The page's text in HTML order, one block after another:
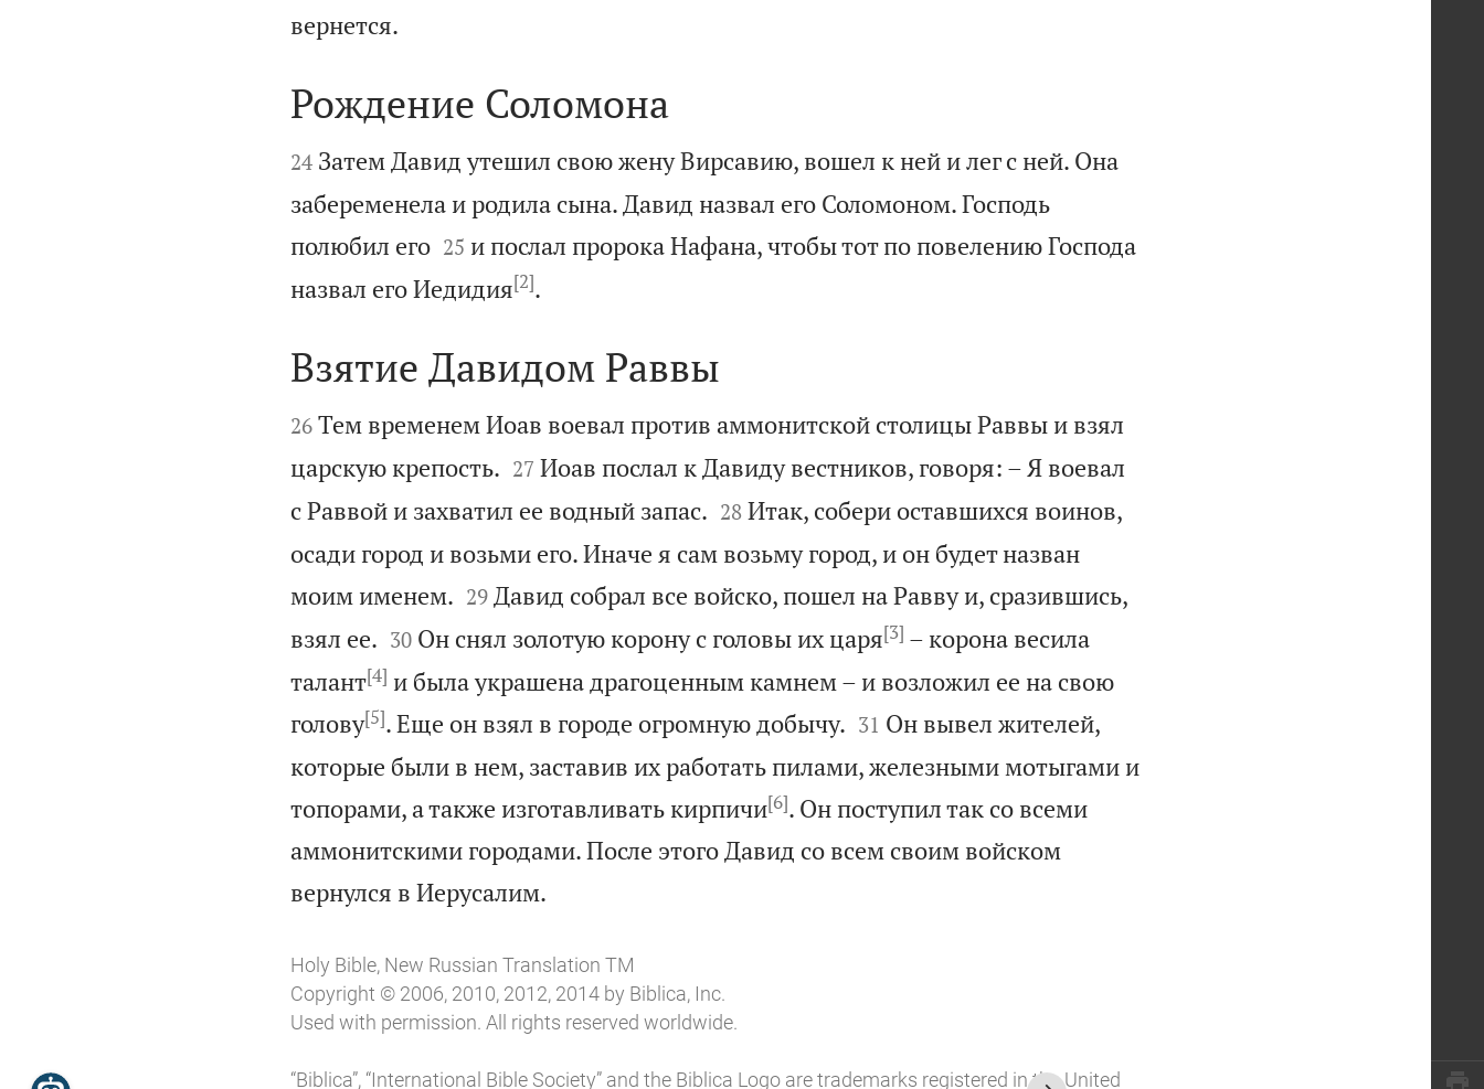
вернется.

Рождение Соломона

24 Затем Давид утешил свою жену Вирсавию, вошел к ней и лег с ней. Она
забеременела и родила сына. Давид назвал его Соломоном. Господь
полюбил его
25 и послал пророка Нафана, чтобы тот по повелению Господа
назвал его Иедидия[2].

Взятие Давидом Раввы

26 Тем временем Иоав воевал против аммонитской столицы Раввы и взял
царскую крепость.
27 Иоав послал к Давиду вестников, говоря: – Я воевал
с Раввой и захватил ее водный запас.
28 Итак, собери оставшихся воинов,
осади город и возьми его. Иначе я сам возьму город, и он будет назван
моим именем.
29 Давид собрал все войско, пошел на Равву и, сразившись,
взял ее.
30 Он снял золотую корону с головы их царя[3] – корона весила
талант[4] и была украшена драгоценным камнем – и возложил ее на свою
голову[5]. Еще он взял в городе огромную добычу.
31 Он вывел жителей,
которые были в нем, заставив их работать пилами, железными мотыгами и
топорами, а также изготавливать кирпичи[6]. Он поступил так со всеми
аммонитскими городами. После этого Давид со всем своим войском
вернулся в Иерусалим.
Holy Bible, New Russian Translation TM
Copyright © 2006, 2010, 2012, 2014 by Biblica, Inc.
Used with permission. All rights reserved worldwide.
“Biblica”, “International Bible Society” and the Biblica Logo are trademarks registered in the United